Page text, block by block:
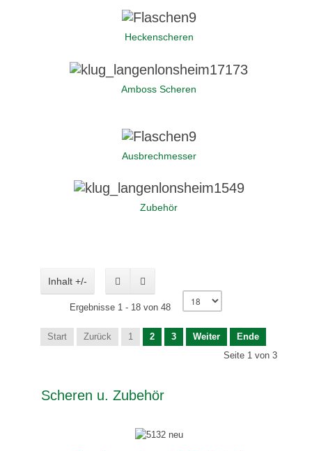
Heckenscheren
Amboss Scheren
Ausbrechmesser
Zubehör
Inhalt +/-
Ergebnisse 1 - 18 von 48
Start Zurück 1 2 3 Weiter
Ende
Seite 1 von 3
Scheren u. Zubehör